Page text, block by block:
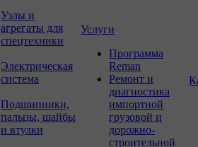
Узлы и
агрегаты для
спецтехники
Электрическая
система
Подшипники,
пальцы, шайбы
и втулки
Услуги
Программа
Reman
Ремонт и
диагностика
импортной
грузовой и
дорожно-
строительной